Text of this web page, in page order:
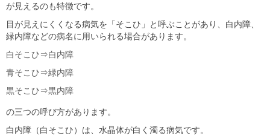
が見えるのも特徴です。
目が見えにくくなる病気を「そこひ」と呼ぶことがあり、白内障、
緑内障などの病名に用いられる場合があります。
白そこひ⇒白内障
青そこひ⇒緑内障
黒そこひ⇒黒内障
の三つの呼び方があります。
白内障（白そこひ）は、水晶体が白く濁る病気です。